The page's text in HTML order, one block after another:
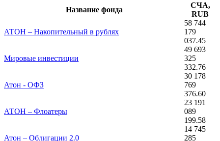
Название фонда
СЧА,
RUB
АТОН – Накопительный в рублях
58 744
179
037.45
Мировые инвестиции
49 693
325
332.76
Атон - ОФЗ
30 178
769
376.60
АТОН – Флоатеры
23 191
089
199.58
Атон – Облигации 2.0
14 745
285